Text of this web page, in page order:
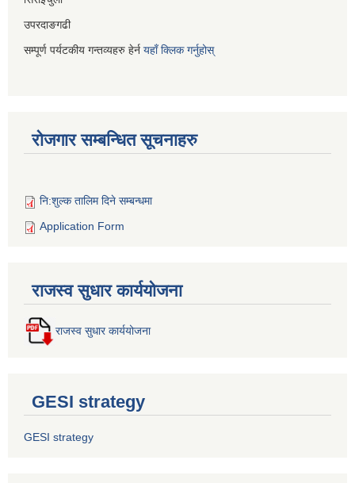
उपरदाङगढी
सम्पूर्ण पर्यटकीय गन्तव्यहरु हेर्न यहाँ क्लिक गर्नुहोस्
रोजगार सम्बन्धित सूचनाहरु
नि:शुल्क तालिम दिने सम्बन्धमा
Application Form
राजस्व सुधार कार्ययोजना
राजस्व सुधार कार्ययोजना
GESI strategy
GESI strategy